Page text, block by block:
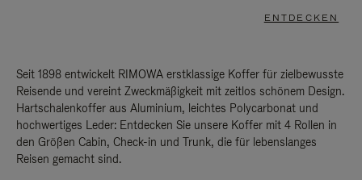
ENTDECKEN
Seit 1898 entwickelt RIMOWA erstklassige Koffer für zielbewusste
Reisende und vereint Zweckmäßigkeit mit zeitlos schönem Design.
Hartschalenkoffer aus Aluminium, leichtes Polycarbonat und
hochwertiges Leder: Entdecken Sie unsere Koffer mit 4 Rollen in
den Größen Cabin, Check-in und Trunk, die für lebenslanges
Reisen gemacht sind.